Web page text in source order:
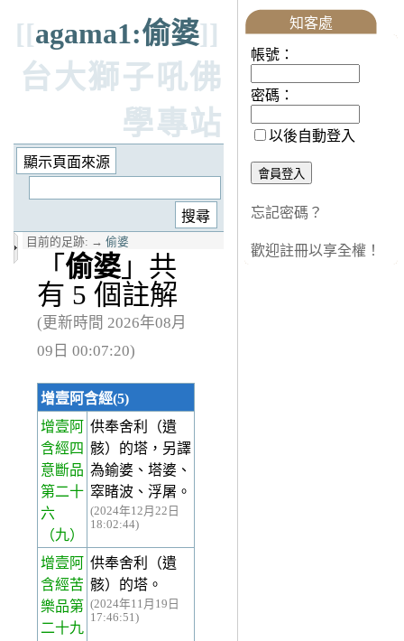
[[agama1:偷婆]]
台大獅子吼佛
學專站
目前的足跡: → 偷婆
「 偷婆 」共
有 5 個註解
(更新時間 2026年08月
09日 00:07:20)
增壹阿含經(5)
增壹阿
含經四
意斷品
第二十
六
（九）
供奉舍利（遺
骸）的塔，另譯
為鍮婆、塔婆、
窣睹波、浮屠。
(2024年12月22日
18:02:44)
增壹阿
含經苦
樂品第
二十九
供奉舍利（遺
骸）的塔。
(2024年11月19日
17:46:51)
知客處
帳號：
密碼：
以後自動登入
忘記密碼？
歡迎註冊以享全權！